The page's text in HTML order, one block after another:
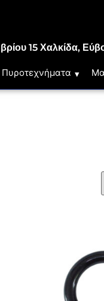
15 Χαλκίδα,
Πυροτεχνήματα